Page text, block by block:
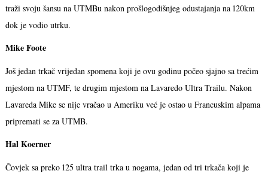
traži svoju šansu na UTMBu nakon prošlogodišnjeg odustajanja na 120km
dok je vodio utrku.
Mike Foote
Još jedan trkač vrijedan spomena koji je ovu godinu počeo sjajno sa trećim
mjestom na UTMF, te drugim mjestom na Lavaredo Ultra Trailu. Nakon
Lavareda Mike se nije vračao u Ameriku već je ostao u Francuskim alpama
pripremati se za UTMB.
Hal Koerner
Čovjek sa preko 125 ultra trail trka u nogama, jedan od tri trkača koji je